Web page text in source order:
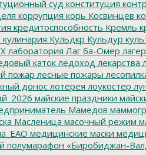
суд конституция
коррупция корь Косвинцев
кредитоспособность Кремль
кулинария Кульдкр Кульдур
лаборатория Лаг ба-Омер
катокледоход лекарства
пожар лесные пожары
донослотерея лоукостер
майские праздники
Мамедов
Масленица масочный режим
медицинские маски
полумарафон «Биробиджан-